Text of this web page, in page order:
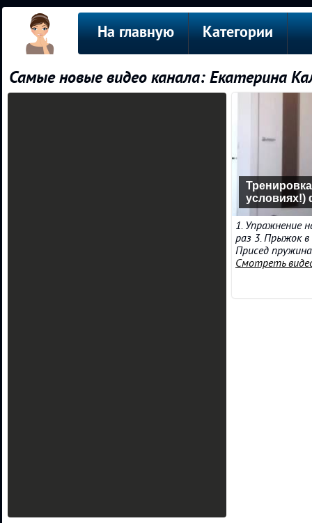
На главную Категории
Самые новые видео канала: Екатерина
условиях!)
1. Упражнение
раз 3. Прыжок в
Присед
Смотреть